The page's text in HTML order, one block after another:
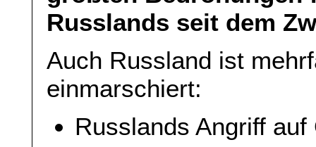
Russlands seit dem
Auch Russland ist
einmarschiert:
Russlands Angriff